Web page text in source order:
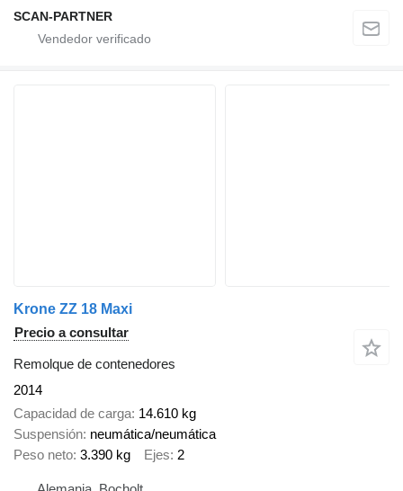
SCAN-PARTNER
Krone ZZ 18 Maxi
Precio a consultar
Remolque de contenedores
2014
Capacidad de carga 14.610 kg
Suspensión neumática/neumática
Peso neto 3.390 kg Ejes 2